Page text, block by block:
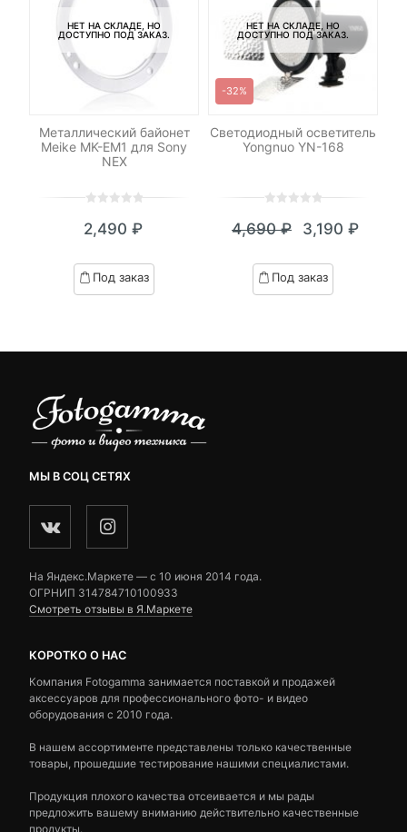
НЕТ НА СКЛАДЕ, НО
ДОСТУПНО ПОД ЗАКАЗ.
Металлический байонет
Meike MK-EM1 для Sony
NEX
out
based
on
2,490 ₽
Под заказ
НЕТ НА СКЛАДЕ, НО
ДОСТУПНО ПОД ЗАКАЗ.
-32%
Светодиодный осветитель
Yongnuo YN-168
out
based
on
4,690₽
цена
составляла
3,190 ₽
Текущая
цена:
3,190 ₽.
Под заказ
МЫ В СОЦ СЕТЯХ
На Яндекс.Маркете — c 10 июня 2014 года.
ОГРНИП 314784710100933
Смотреть отзывы в Я.Маркете
КОРОТКО О НАС
Компания Fotogamma занимается поставкой и продажей
аксессуаров для профессионального фото- и видео
оборудования с 2010 года.
В нашем ассортименте представлены только качественные
товары, прошедшие тестирование нашими специалистами.
Продукция плохого качества отсеивается и мы рады
предложить вашему вниманию действительно качественные
продукты.